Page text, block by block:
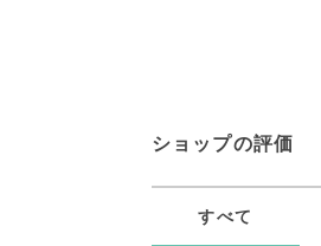
ショップの評価
すべて